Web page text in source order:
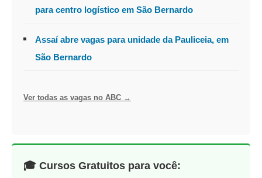
para centro logístico em São Bernardo
Assaí abre vagas para unidade da Pauliceia, em
São Bernardo
Ver todas as vagas no ABC →
🎓 Cursos Gratuitos para você: